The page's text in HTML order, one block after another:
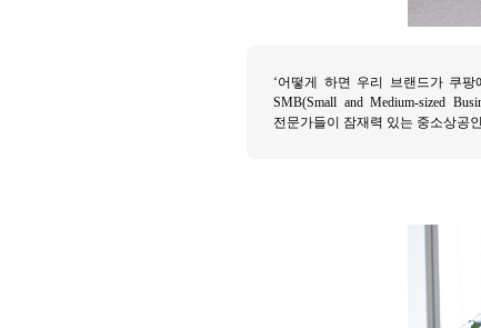
‘어떻게 하면 우리 브랜드가 쿠
SMB(Small and Medium-sized
전문가들이 잠재력 있는 중소상공